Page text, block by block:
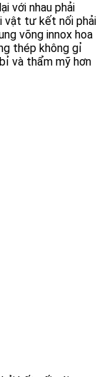
với nhau phải
vật tư kết nối phải
võng innox hoa
thép không gỉ
và thẩm mỹ hơn